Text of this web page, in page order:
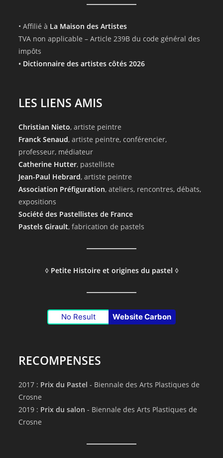
• Affilié à La Maison des Artistes
TVA non applicable – Article 239B du code général des
impôts
• Dictionnaire des artistes côtés 2026
LES LIENS AMIS
Christian Nieto, artiste peintre
Franck Senaud, artiste peintre, conférencier,
professeur, médiateur
Catherine Hutter, pastelliste
Jean-Paul Hebrard, artiste peintre
Association Préfiguration, ateliers, rencontres, débats,
expositions
Société des Pastellistes de France
Pastels Girault, fabrication de pastels
◊ Petite Histoire et origines du pastel ◊
No Result Website Carbon
RECOMPENSES
2017 : Prix du Pastel - Biennale des Arts Plastiques de
Crosne
2019 : Prix du salon - Biennale des Arts Plastiques de
Crosne